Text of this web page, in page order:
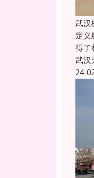
武汉
定义
得了
武汉
24-